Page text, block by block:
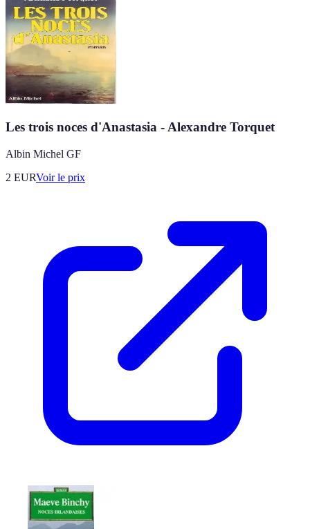
Les trois noces d'Anastasia - Alexandre Torquet
Albin Michel GF
2 EURVoir le prix